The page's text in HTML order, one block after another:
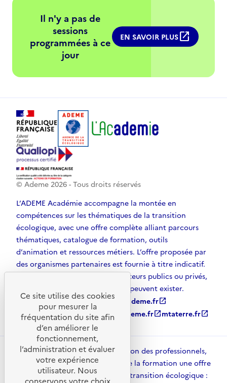
Il n'y a pas de
sessions
programmées à ce
jour
EN SAVOIR PLUSopen_in_new
© Ademe 2026 - Tous droits réservés
L’ADEME Académie accompagne la montée en
compétences sur les thématiques de la transition
écologique, avec une offre complète alliant parcours
thématiques, catalogue de formation, outils
d’animation et ressources métiers. L’offre proposée par
des organismes partenaires est fournie à titre indicatif.
D’autres solutions, émanant d’acteurs publics ou privés,
et non référencées par l’ADEME, peuvent exister.
ademe.fr open_in_newagirpourlatransition.ademe.fropen_in_new
librairie.ademe.fropen_in_new recherche.ademe.fropen_in_newmtaterre.fropen_in_new
ADEME Académie met à disposition des professionnels,
des collectivités et des acteurs de la formation une offre
structurée pour accompagner la transition écologique :
Ce site utilise des cookies
pour mesurer la
fréquentation du site afin
d’en améliorer le
fonctionnement,
l’administration et évaluer
votre expérience
utilisateur. Nous
conservons votre choix